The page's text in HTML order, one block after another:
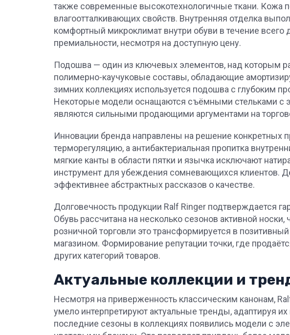
также современные высокотехнологичные ткани. Кожа
влагоотталкивающих свойств. Внутренняя отделка
комфортный микроклимат внутри обуви в течение
премиальности, несмотря на доступную цену.
Подошва — один из ключевых элементов, над которым
полимерно-каучуковые составы, обладающие
зимних коллекциях используется подошва с глубоким
Некоторые модели оснащаются съёмными стельками с
являются сильными продающими аргументами на
Инновации бренда направлены на решение конкретных
терморегуляцию, а антибактериальная пропитка
мягкие канты в области пятки и язычка исключают
инструмент для убеждения сомневающихся клиентов.
эффективнее абстрактных рассказов о качестве.
Долговечность продукции Ralf Ringer подтверждается
Обувь рассчитана на несколько сезонов активной
розничной торговли это трансформируется в
магазином. Формирование репутации точки, где
других категорий товаров.
Актуальные коллекции и
Несмотря на приверженность классическим канонам,
умело интерпретируют актуальные тренды, адаптируя
последние сезоны в коллекциях появились модели с